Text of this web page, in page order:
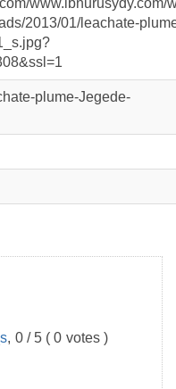
www.ibnurusydy.com/
2013/01/leachate-
plume-Jegede-
, 0 / 5 ( 0 votes )